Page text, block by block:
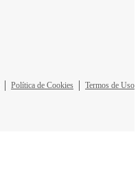
Política de Cookies Termos de Uso